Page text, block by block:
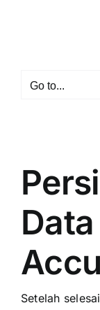
Go to...
Setelah